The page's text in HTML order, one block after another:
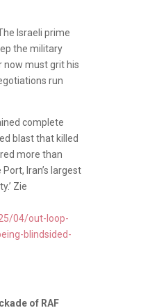
Israeli prime
the military
now must grit his
run
complete
blast that killed
more than
Iran’s largest
Zie
04/out-loop-
blindsided-
of RAF